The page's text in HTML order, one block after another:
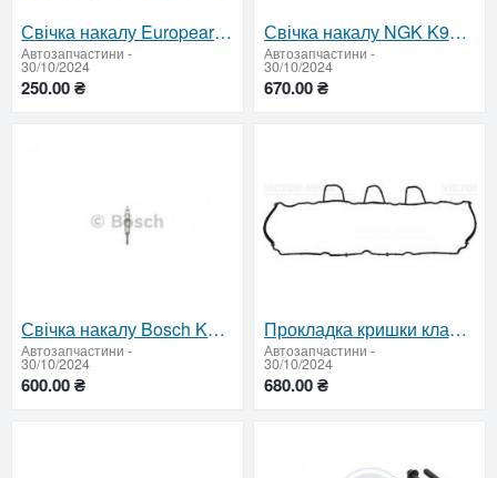
Свічка накалу Europear K9K 1682245280
Автозапчастини -
30/10/2024
250.00 ₴
Свічка накалу NGK K9K 94103
Автозапчастини -
30/10/2024
670.00 ₴
Свічка накалу Bosch K9K 0250403012
Автозапчастини -
30/10/2024
600.00 ₴
Прокладка кришки клапанів Viktor Reinz K9K 71-40854-00
Автозапчастини -
30/10/2024
680.00 ₴